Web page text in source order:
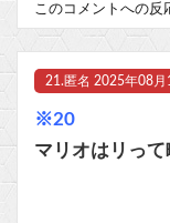
このコメントへの反
21. 匿名 2025年08月
※20
マリオはリって